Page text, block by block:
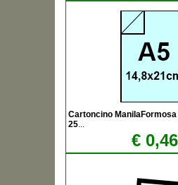
Cartoncino ManilaFormosa
25...
€ 0,46